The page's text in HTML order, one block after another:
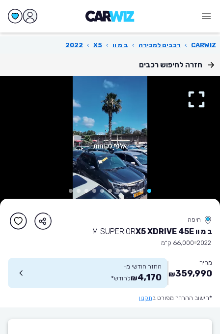
CARWIZ
› רכבים למכירה › ב מ וו ›
X5
›
2022
חזרה לחיפוש רכבים
חיפה
ב מ וו X5 XDRIVE 45E M SUPERIOR
2022 66,000 ק״מ
מחיר
359,990
₪
החזר חודשי מ-
4,170
₪לחודש*
*חישוב ההחזר מפורט בתקנון